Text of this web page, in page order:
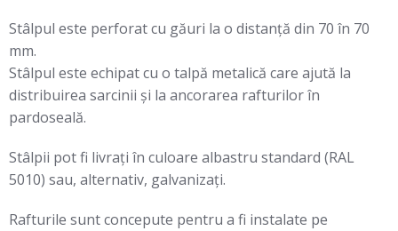
Stâlpul este perforat cu găuri la o distanță din 70 în 70
mm.
Stâlpul este echipat cu o talpă metalică care ajută la
distribuirea sarcinii și la ancorarea rafturilor în
pardoseală.
Stâlpii pot fi livrați în culoare albastru standard (RAL
5010) sau, alternativ, galvanizați.
Rafturile sunt concepute pentru a fi instalate pe